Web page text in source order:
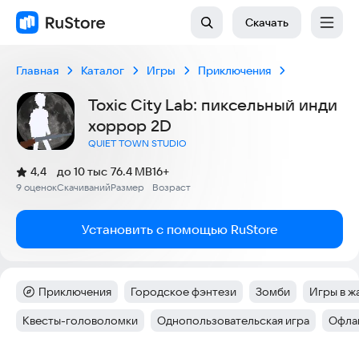
Скачать
Главная Каталог Игры Приключения
Toxic City Lab: пиксельный инди
хоррор 2D
QUIET TOWN STUDIO
Рейтинг:
4,4
(
9 оценок
)
Скачиваний
до 10 тыс
Размер
76.4 MB
Возраст
16+
Установить с помощью RuStore
Категория:
Приключения Тег:
Городское фэнтези Тег:
Зомби Тег:
Игры в
Тег:
Квесты-головоломки Тег:
Однопользовательская игра Тег: